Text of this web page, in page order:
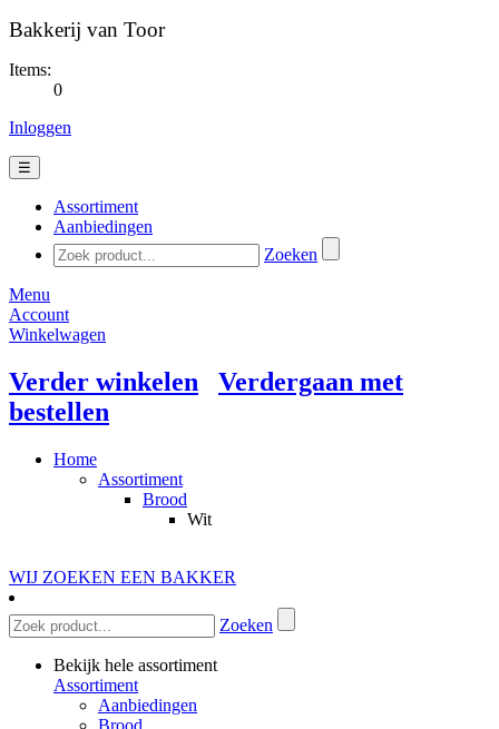
Bakkerij van Toor
Items:
0
Inloggen
☰
Assortiment
Aanbiedingen
Zoeken
Menu
Account
Winkelwagen
Verder winkelen
Verdergaan met
bestellen
Home
Assortiment
Brood
Wit
WIJ ZOEKEN EEN BAKKER
Zoeken
Bekijk hele assortiment
Assortiment
Aanbiedingen
Brood